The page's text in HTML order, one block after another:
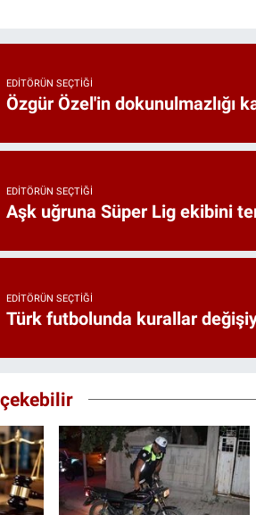
EDITÖRÜN SEÇTIĞI
Özgür Özel'in dokunulmazlığı
EDITÖRÜN SEÇTIĞI
Aşk uğruna Süper Lig ekibini
EDITÖRÜN SEÇTIĞI
Türk futbolunda kurallar